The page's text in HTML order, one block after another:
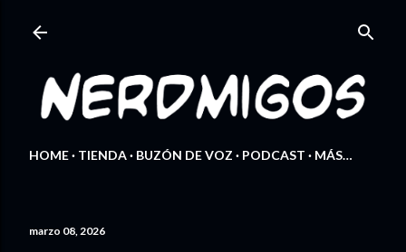
HOME TIENDA BUZÓN DE VOZ PODCAST MÁS…
marzo 08, 2026